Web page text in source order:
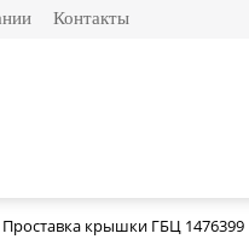
Контакты
Проставка крышки ГБЦ 1476399